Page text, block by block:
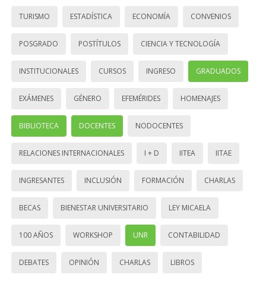
TURISMO ESTADÍSTICA ECONOMÍA CONVENIOS
POSGRADO POSTÍTULOS CIENCIA Y TECNOLOGÍA
INSTITUCIONALES CURSOS INGRESO GRADUADOS
EXÁMENES GÉNERO EFEMÉRIDES HOMENAJES
BIBLIOTECA DOCENTES NODOCENTES
RELACIONES INTERNACIONALES I + D IITEA IITAE
INGRESANTES INCLUSIÓN FORMACIÓN CHARLAS
BECAS BIENESTAR UNIVERSITARIO LEY MICAELA
100 AÑOS WORKSHOP UNR CONTABILIDAD
DEBATES OPINIÓN CHARLAS LIBROS